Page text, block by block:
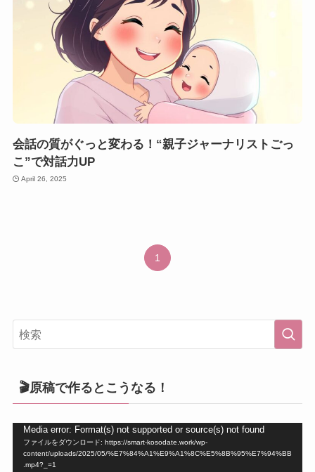
会話の質がぐっと変わる！“親子ジャーナリストごっ
こ”で対話力UP
April 26, 2025
1
🎬原稿で作るとこうなる！
Media error: Format(s) not supported or source(s) not found
ファイルをダウンロード: https://smart-kosodate.work/wp-
content/uploads/2025/05/%E7%84%A1%E9%A1%8C%E5%8B%95%E7%94%BB
.mp4?_=1